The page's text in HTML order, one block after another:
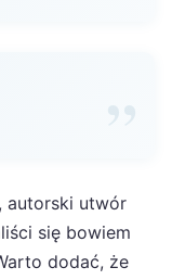
autorski utwór
się bowiem
dodać, że